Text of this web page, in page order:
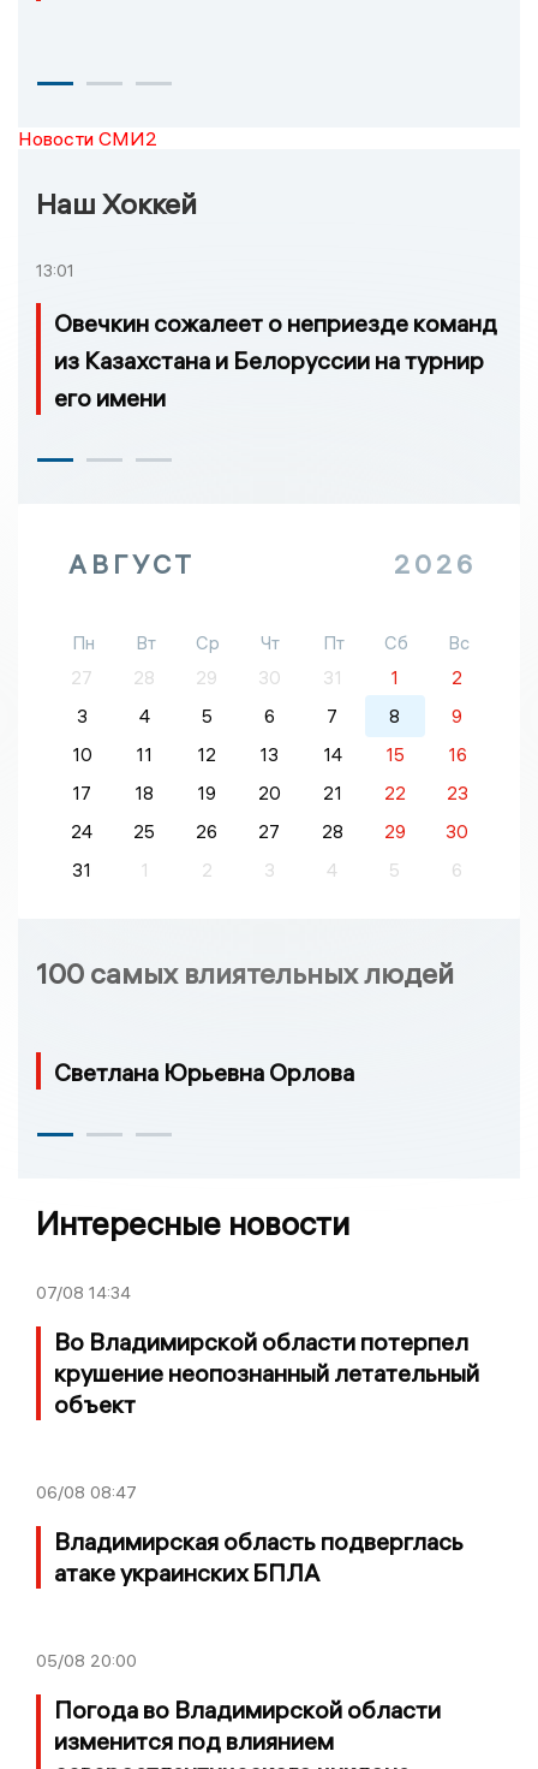
Новости СМИ2
Наш Хоккей
13:01
Овечкин сожалеет о неприезде команд
из Казахстана и Белоруссии на турнир
его имени
АВГУСТ 2026
Пн Вт Ср Чт Пт Сб
Вс
27
28 29 30 31 1
2
3
4 5 6 7 8
9
10
11 12 13 14 15
16
17
18 19 20 21 22
23
24
25 26 27 28 29
30
31
1 2 3 4 5 6
100 самых влиятельных людей
Светлана Юрьевна Орлова
Интересные новости
07/08 14:34
Во Владимирской области потерпел
крушение неопознанный летательный
объект
06/08 08:47
Владимирская область подверглась
атаке украинских БПЛА
05/08 20:00
Погода во Владимирской области
изменится под влиянием